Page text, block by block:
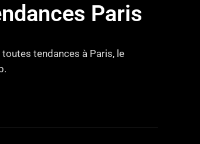
Paris
tendances à Paris, le